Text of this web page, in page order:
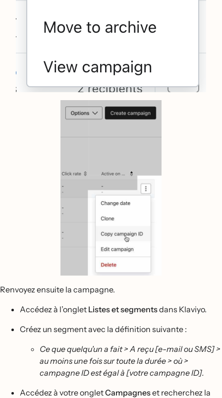
Renvoyez ensuite la campagne.
Accédez à l’onglet Listes et segmentsdans Klaviyo.
Créez un segment avec la définition suivante :
Ce que quelqu'un a fait > A reçu [e-mail ou SMS] >
au moins une fois sur toute la durée > où >
campagne ID est égal à [votre campagne ID].
Accédez à votre ongletCampagneset recherchez la